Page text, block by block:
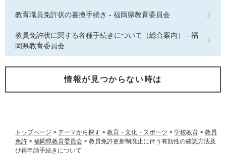
トップページ > テーマから探す > 教育・文化・スポーツ > 学校教育 > 教員
免許 > 福岡県教育委員会 > 教員免許更新制廃止に伴う有効性の確認方法及
び再申請手続きについて
教育職員免許状の書換手続き - 福岡県教育委員会
教員免許状に関する各種手続きについて（総合案内） - 福
岡県教育委員会
情報が見つからない時は